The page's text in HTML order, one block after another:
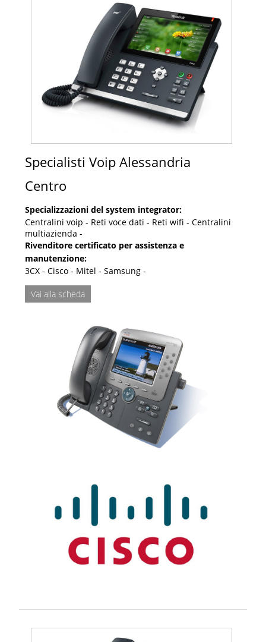
Specialisti Voip Alessandria
Centro
Specializzazioni del system integrator:
Centralini voip - Reti voce dati - Reti wifi - Centralini
multiazienda -
Rivenditore certificato per assistenza e
manutenzione:
3CX - Cisco - Mitel - Samsung -
Vai alla scheda